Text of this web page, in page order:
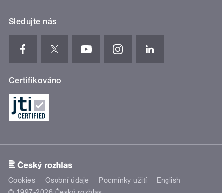
Sledujte nás
Certifikováno
Cookies Osobní údaje Podmínky užití
English